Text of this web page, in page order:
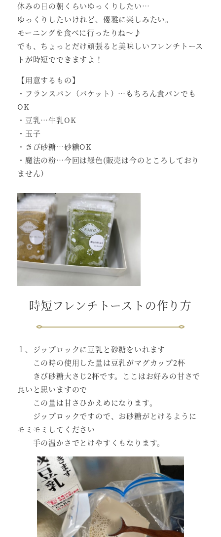
休みの日の朝くらいゆっくりしたい…
ゆっくりしたいけれど、優雅に楽しみたい。
モーニングを食べに行ったりね～♪
でも、ちょっとだけ頑張ると美味しいフレンチトース
トが時短でできますよ！
【用意するもの】
・フランスパン（バケット）…もちろん食パンでも
OK
・豆乳…牛乳OK
・玉子
・きび砂糖…砂糖OK
・魔法の粉…今回は緑色(販売は今のところしており
ません）
時短フレンチトーストの作り方
１、ジップロックに豆乳と砂糖をいれます
この時の使用した量は豆乳がマグカップ2杯
きび砂糖大さじ2杯です。ここはお好みの甘さで
良いと思いますので
この量は甘さひかえめになります。
ジップロックですので、お砂糖がとけるように
モミモミしてください
手の温かさでとけやすくもなります。